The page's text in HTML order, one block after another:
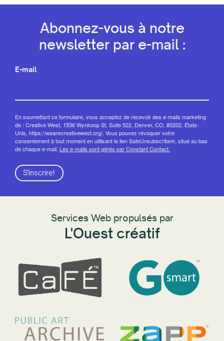
Abonnez-vous à notre
newsletter par e-mail :
E-mail
En soumettant ce formulaire, vous acceptez de recevoir des e-mails marketing
de : Creative West, 1536 Wynkoop St, Suite 522, Denver, CO, 80202, États-
Unis, https://wearecreativewest.org/. Vous pouvez révoquer votre
consentement à tout moment en utilisant le lien SafeUnsubscribe®, situé au bas
de chaque e-mail. Les e-mails sont gérés par Constant Contact.
S'inscrire!
Services Web propulsés par
L'Ouest créatif